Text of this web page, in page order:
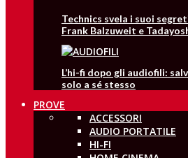
Technics svela i suoi
Frank Balzuweit e
L’hi-fi dopo gli audiofili:
solo a sé stesso
PROVE
ACCESSORI
AUDIO PORTATILE
HI-FI